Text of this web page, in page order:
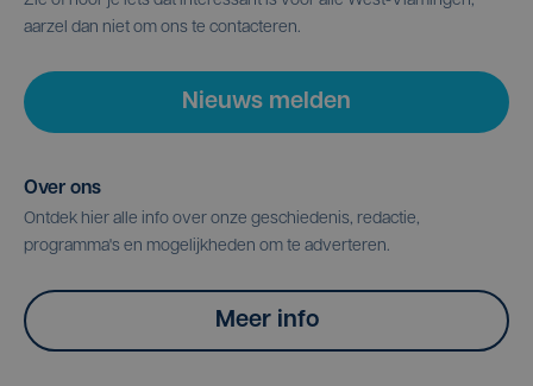
aarzel dan niet om ons te contacteren.
Nieuws melden
Over ons
Ontdek hier alle info over onze geschiedenis, redactie,
programma's en mogelijkheden om te adverteren.
Meer info